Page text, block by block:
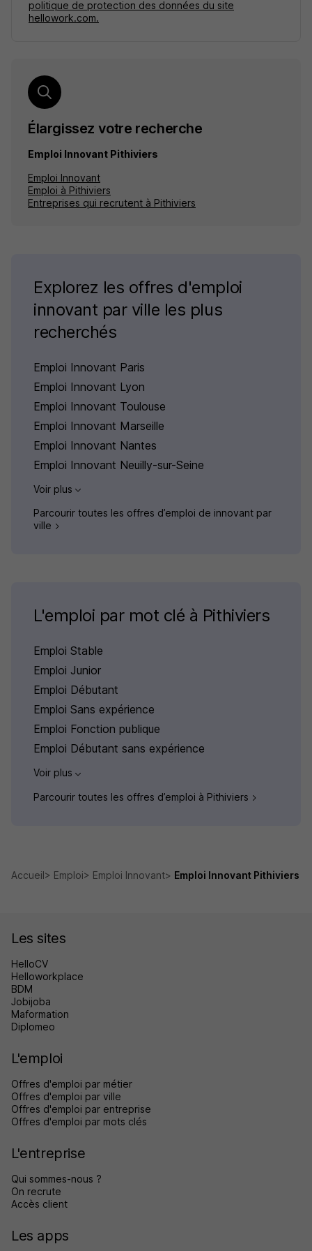
politique de protection des données du site
hellowork.com.
Élargissez votre recherche
Emploi Innovant Pithiviers
Emploi Innovant
Emploi à Pithiviers
Entreprises qui recrutent à Pithiviers
Explorez les offres d'emploi
innovant par ville les plus
recherchés
Emploi Innovant Paris
Emploi Innovant Lyon
Emploi Innovant Toulouse
Emploi Innovant Marseille
Emploi Innovant Nantes
Emploi Innovant Neuilly-sur-Seine
Voir plus
Parcourir toutes les offres d’emploi de innovant par
ville
L'emploi par mot clé à Pithiviers
Emploi Stable
Emploi Junior
Emploi Débutant
Emploi Sans expérience
Emploi Fonction publique
Emploi Débutant sans expérience
Voir plus
Parcourir toutes les offres d’emploi à Pithiviers
Accueil Emploi Emploi Innovant Emploi Innovant Pithiviers
Les sites
HelloCV
Helloworkplace
BDM
Jobijoba
Maformation
Diplomeo
L'emploi
Offres d'emploi par métier
Offres d'emploi par ville
Offres d'emploi par entreprise
Offres d'emploi par mots clés
L'entreprise
Qui sommes-nous ?
On recrute
Accès client
Les apps